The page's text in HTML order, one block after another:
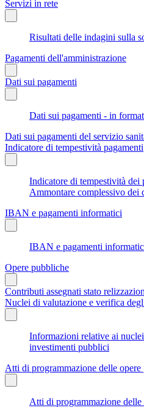
Servizi in rete
Risultati delle indagini sulla
Pagamenti dell'amministrazione
Dati sui pagamenti
Dati sui pagamenti - in
Dati sui pagamenti del servizio
Indicatore di tempestività pagamenti
Indicatore di tempestività dei
Ammontare complessivo dei
IBAN e pagamenti informatici
IBAN e pagamenti
Opere pubbliche
Contributi assegnati stato
Nuclei di valutazione e verifica
Informazioni relative ai
investimenti pubblici
Atti di programmazione delle opere
Atti di programmazione delle